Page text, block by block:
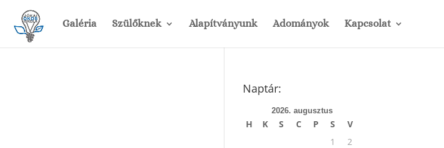
Galéria Szülőknek Alapítványunk Adományok Kapcsolat
Naptár:
2026. augusztus
H K S C P S
V
1
2